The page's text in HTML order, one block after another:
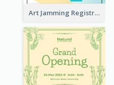
Art Jamming Registration Facebook Post